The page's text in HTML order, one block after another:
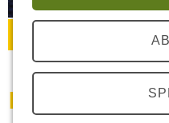
Dezentrale
Dezentrale